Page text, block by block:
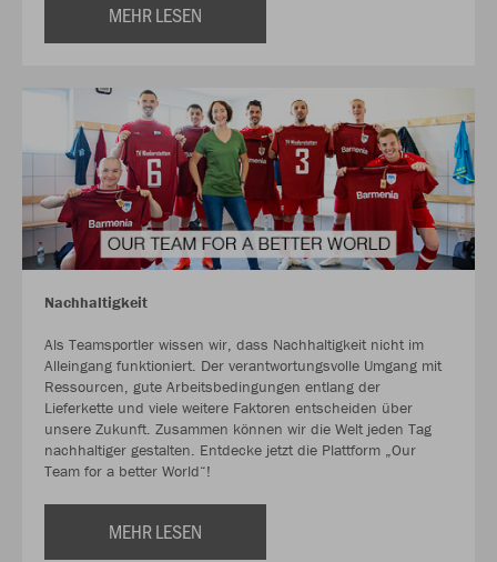
MEHR LESEN
Nachhaltigkeit
Als Teamsportler wissen wir, dass Nachhaltigkeit nicht im
Alleingang funktioniert. Der verantwortungsvolle Umgang mit
Ressourcen, gute Arbeitsbedingungen entlang der
Lieferkette und viele weitere Faktoren entscheiden über
unsere Zukunft. Zusammen können wir die Welt jeden Tag
nachhaltiger gestalten. Entdecke jetzt die Plattform „Our
Team for a better World“!
MEHR LESEN